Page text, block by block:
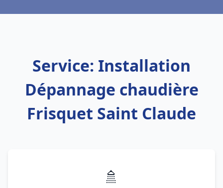
Service: Installation
Dépannage chaudière
Frisquet Saint Claude
🚿